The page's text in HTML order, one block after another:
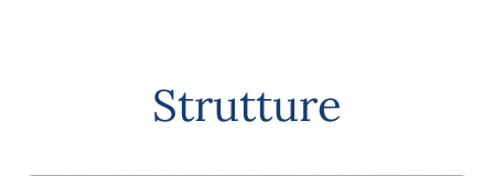
Strutture